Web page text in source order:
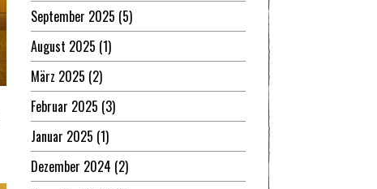
September 2025 (5)
August 2025 (1)
März 2025 (2)
Februar 2025 (3)
Januar 2025 (1)
Dezember 2024 (2)